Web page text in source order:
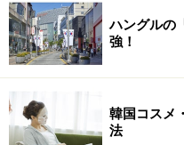
再会を約束しよう
自己紹介をしよう
ハングルの
強！
韓国コスメ
法